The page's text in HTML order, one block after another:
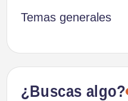
Temas generales
¿Buscas algo?